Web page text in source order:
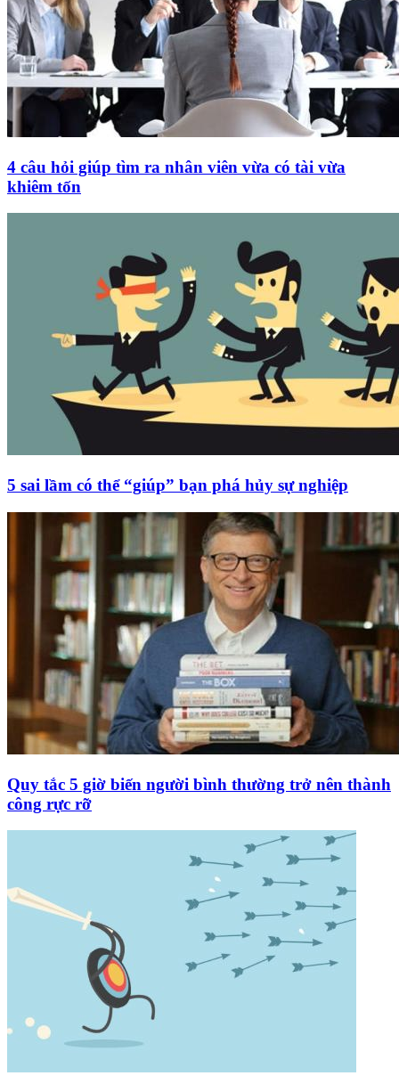
4 câu hỏi giúp tìm ra nhân viên vừa có tài vừa
khiêm tốn
5 sai lầm có thể “giúp” bạn phá hủy sự nghiệp
Quy tắc 5 giờ biến người bình thường trở nên thành
công rực rỡ